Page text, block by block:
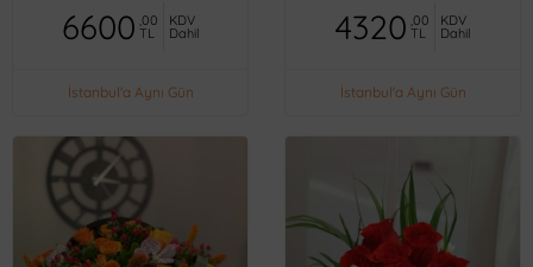
6600 ,00
TL
KDV
Dahil
İstanbul'a Aynı Gün
4320 ,00
TL
KDV
Dahil
İstanbul'a Aynı Gün